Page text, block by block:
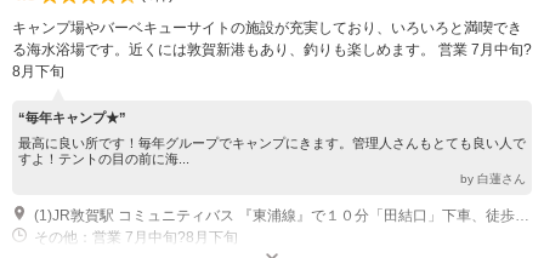
キャンプ場やバーベキューサイトの施設が充実しており、いろいろと満喫でき
る海水浴場です。近くには敦賀新港もあり、釣りも楽しめます。 営業 7月中旬?
8月下旬
“毎年キャンプ★”
最高に良い所です！毎年グループでキャンプにきます。管理人さんもとても良い人で
すよ！テントの目の前に海...
by 白蓮さん
(1)JR敦賀駅 コミュニティバス 『東浦線』で１０分「田結口」下車、徒歩１０分 北陸自動車道・敦賀IC 車 7分
その他：営業 7月中旬?8月下旬